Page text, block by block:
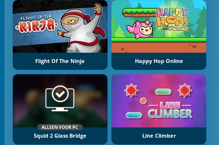
Flight Of The Ninja Happy Hop Online
ALLEEN VOOR PC
Squid 2 Glass Bridge Line Climber